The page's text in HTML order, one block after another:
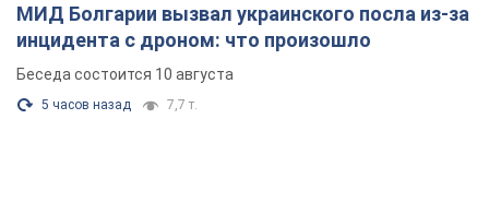
МИД Болгарии вызвал украинского посла из-за
инцидента с дроном: что произошло
Беседа состоится 10 августа
5 часов назад 7,7 т.